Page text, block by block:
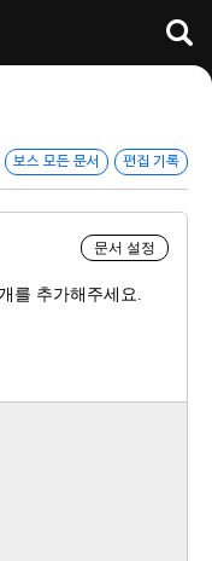
보스 모든 문서 편집 기록
문서 설정
를 추가해주세요.